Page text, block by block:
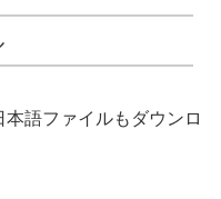
語ファイルもダウンロ